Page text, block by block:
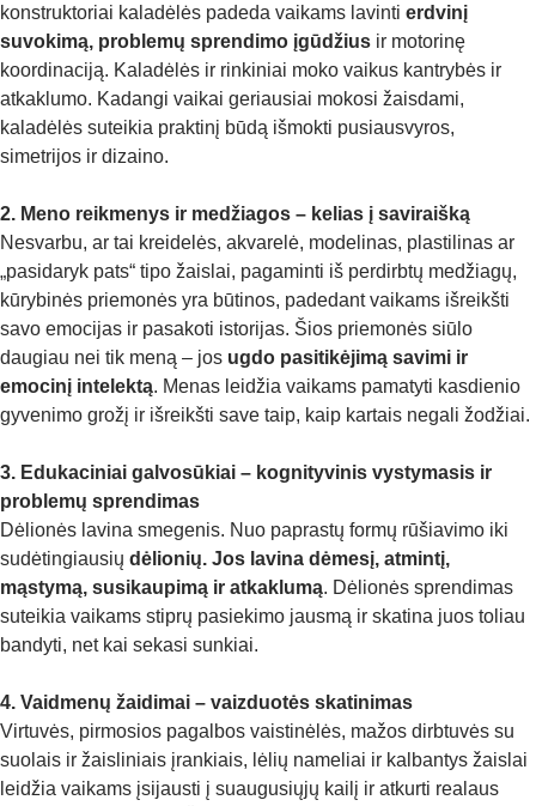
konstruktoriai kaladėlės padeda vaikams lavinti erdvinį
suvokimą, problemų sprendimo įgūdžius ir motorinę
koordinaciją. Kaladėlės ir rinkiniai moko vaikus kantrybės ir
atkaklumo. Kadangi vaikai geriausiai mokosi žaisdami,
kaladėlės suteikia praktinį būdą išmokti pusiausvyros,
simetrijos ir dizaino.
2. Meno reikmenys ir medžiagos – kelias į saviraišką
Nesvarbu, ar tai kreidelės, akvarelė, modelinas, plastilinas ar
„pasidaryk pats“ tipo žaislai, pagaminti iš perdirbtų medžiagų,
kūrybinės priemonės yra būtinos, padedant vaikams išreikšti
savo emocijas ir pasakoti istorijas. Šios priemonės siūlo
daugiau nei tik meną – jos ugdo pasitikėjimą savimi ir
emocinį intelektą. Menas leidžia vaikams pamatyti kasdienio
gyvenimo grožį ir išreikšti save taip, kaip kartais negali žodžiai.
3. Edukaciniai galvosūkiai – kognityvinis vystymasis ir
problemų sprendimas
Dėlionės lavina smegenis. Nuo paprastų formų rūšiavimo iki
sudėtingiausių dėlionių. Jos lavina dėmesį, atmintį,
mąstymą, susikaupimą ir atkaklumą. Dėlionės sprendimas
suteikia vaikams stiprų pasiekimo jausmą ir skatina juos toliau
bandyti, net kai sekasi sunkiai.
4. Vaidmenų žaidimai – vaizduotės skatinimas
Virtuvės, pirmosios pagalbos vaistinėlės, mažos dirbtuvės su
suolais ir žaisliniais įrankiais, lėlių nameliai ir kalbantys žaislai
leidžia vaikams įsijausti į suaugusiųjų kailį ir atkurti realaus